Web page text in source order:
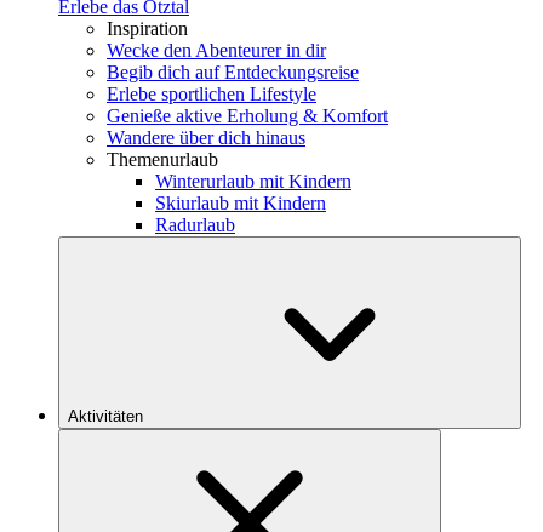
Erlebe das Ötztal
Inspiration
Wecke den Abenteurer in dir
Begib dich auf Entdeckungsreise
Erlebe sportlichen Lifestyle
Genieße aktive Erholung & Komfort
Wandere über dich hinaus
Themenurlaub
Winterurlaub mit Kindern
Skiurlaub mit Kindern
Radurlaub
Aktivitäten